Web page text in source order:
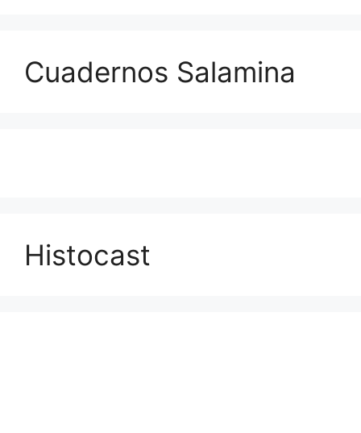
Cuadernos Salamina
Histocast